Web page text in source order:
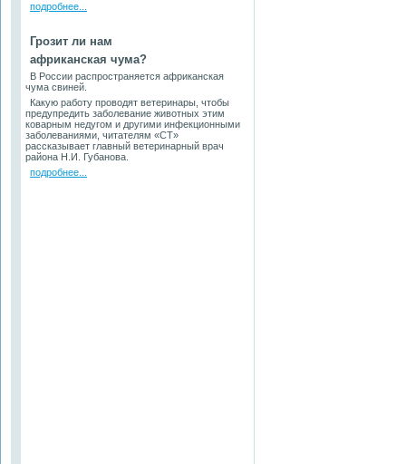
подробнее...
Грозит ли нам
африканская чума?
В России распространяется африканская
чума свиней.
Какую работу проводят ветеринары, чтобы
предупредить заболевание животных этим
коварным недугом и другими инфекционными
заболеваниями, читателям «СТ»
рассказывает главный ветеринарный врач
района Н.И. Губанова.
подробнее...